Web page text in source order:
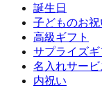
誕生日
子どものお祝
高級ギフト
サプライズギ
名入れサービ
内祝い